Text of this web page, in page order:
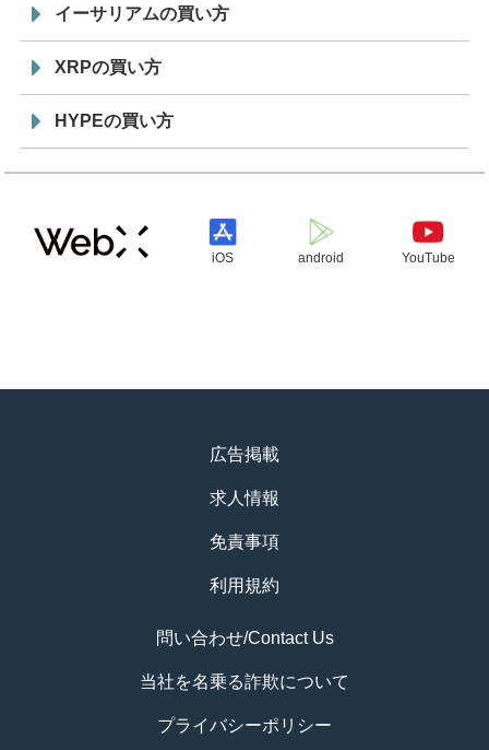
イーサリアムの買い方
XRPの買い方
HYPEの買い方
iOS android YouTube
広告掲載
求人情報
免責事項
利用規約
問い合わせ/Contact Us
当社を名乗る詐欺について
プライバシーポリシー